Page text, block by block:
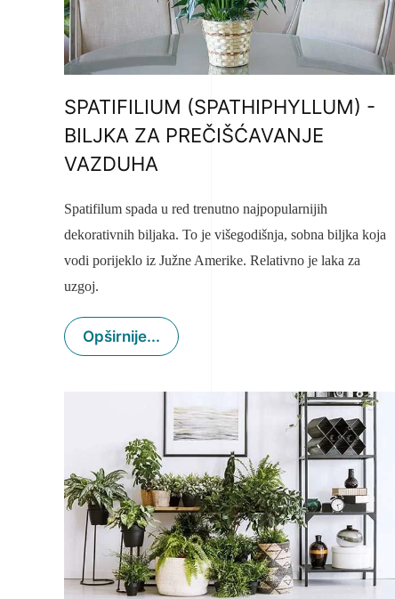
SPATIFILIUM (SPATHIPHYLLUM) -
BILJKA ZA PREČIŠĆAVANJE
VAZDUHA
Spatifilum spada u red trenutno najpopularnijih
dekorativnih biljaka. To je višegodišnja, sobna biljka koja
vodi porijeklo iz Južne Amerike. Relativno je laka za
uzgoj.
Opširnije...